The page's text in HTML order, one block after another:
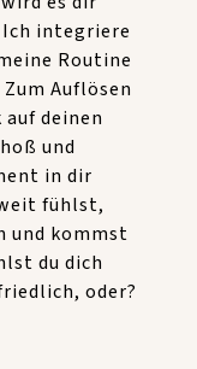
integriere
Routine
Auflösen
deinen
und
in dir
fühlst,
und kommst
du dich
oder?